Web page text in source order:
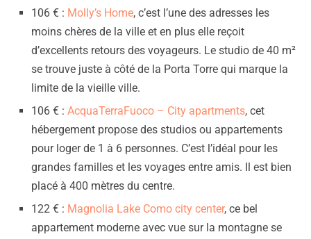
106 € : Molly’s Home, c’est l’une des adresses les
moins chères de la ville et en plus elle reçoit
d’excellents retours des voyageurs. Le studio de 40 m²
se trouve juste à côté de la Porta Torre qui marque la
limite de la vieille ville.
106 € : AcquaTerraFuoco – City apartments, cet
hébergement propose des studios ou appartements
pour loger de 1 à 6 personnes. C’est l’idéal pour les
grandes familles et les voyages entre amis. Il est bien
placé à 400 mètres du centre.
122 € : Magnolia Lake Como city center, ce bel
appartement moderne avec vue sur la montagne se